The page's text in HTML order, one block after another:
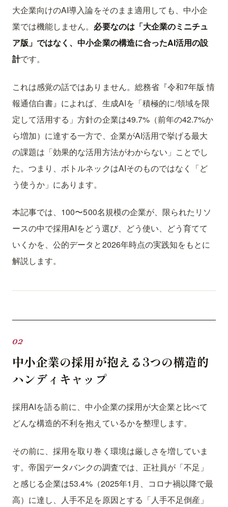
大企業向けのAI導入論をそのまま適用しても、中小企
業では機能しません。 必要なのは「大企業のミニチュ
ア版」ではなく、中小企業の構造に合ったAI活用の設
計です。
これは感覚の話ではありません。総務省『令和7年版 情
報通信白書』によれば、生成AIを「積極的に/領域を限
定して活用する」方針の企業は49.7%（前年の42.7%か
ら増加）に達する一方で、企業がAI活用で挙げる最大
の課題は「効果的な活用方法がわからない」ことでし
た。つまり、ボトルネックはAIそのものではなく「ど
う使うか」にあります。
本記事では、100〜500名規模の企業が、限られたリソ
ースの中で採用AIをどう選び、どう使い、どう育てて
いくかを、公的データと2026年時点の実践知をもとに
解説します。
中小企業の採用が抱える3つの構造的
ハンディキャップ
採用AIを語る前に、中小企業の採用が大企業と比べて
どんな構造的不利を抱えているかを整理します。
その前に、採用を取り巻く環境は厳しさを増していま
す。帝国データバンクの調査では、正社員が「不足」
と感じる企業は53.4%（2025年1月、コロナ禍以降で最
高）に達し、人手不足を原因とする「人手不足倒産」